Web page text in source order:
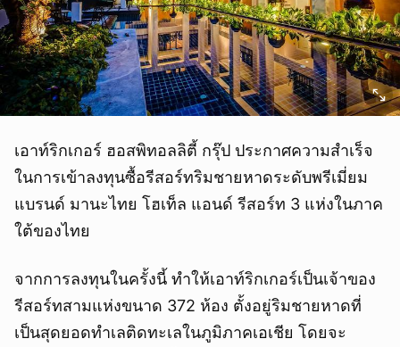
เอาท์ริกเกอร์ ฮอสพิทอลลิตี้ กรุ๊ป ประกาศความสำเร็จ
ในการเข้าลงทุนซื้อรีสอร์ทริมชายหาดระดับพรีเมี่ยม
แบรนด์ มานะไทย โฮเท็ล แอนด์ รีสอร์ท 3 แห่งในภาค
ใต้ของไทย
จากการลงทุนในครั้งนี้ ทำให้เอาท์ริกเกอร์เป็นเจ้าของ
รีสอร์ทสามแห่งขนาด 372 ห้อง ตั้งอยู่ริมชายหาดที่
เป็นสุดยอดทำเลติดทะเลในภูมิภาคเอเชีย โดยจะ